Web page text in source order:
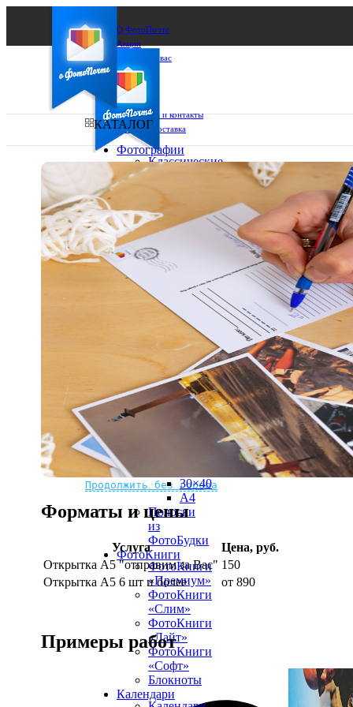
О ФотоПочте
Акции
Сделаем за вас
Бизнесу
FAQ
Франшиза
Поддержка и контакты
Оплата и доставка
Ваш город:
Ваш регион доставки
Выберите из списка:
Не нашли Ваш город?
Мы доставляем по всему миру
Продолжить без города
КАТАЛОГ
Фотографии
Классические
13х18
30х30
30х40
А4
Фото
рамке
10х10
10×15
13×18
15×15
30×40
A4
Полоски
из
ФотоБудки
ФотоКниги
ФотоКниги
«Премиум»
ФотоКниги
«Слим»
ФотоКниги
«Лайт»
ФотоКниги
«Софт»
Блокноты
Календари
Форматы и цены
Услуга
Цена, руб.
Открытка А5 "отправим за Вас" 150
Открытка А5 6 шт и более
от 890
Примеры работ